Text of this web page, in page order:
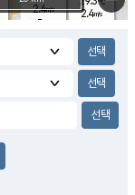
2.4m/s
2.4m/s
-